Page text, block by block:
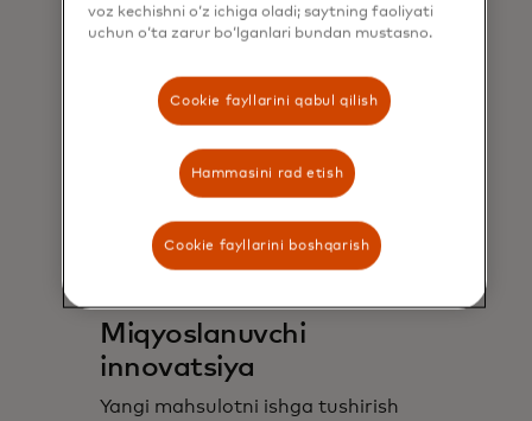
Miqyoslanuvchi
innovatsiya
Yangi mahsulotni ishga tushirish
voz kechishni o‘z ichiga oladi; saytning faoliyati
uchun o‘ta zarur bo‘lganlari bundan mustasno.
Cookie fayllarini qabul qilish
Hammasini rad etish
Cookie fayllarini boshqarish